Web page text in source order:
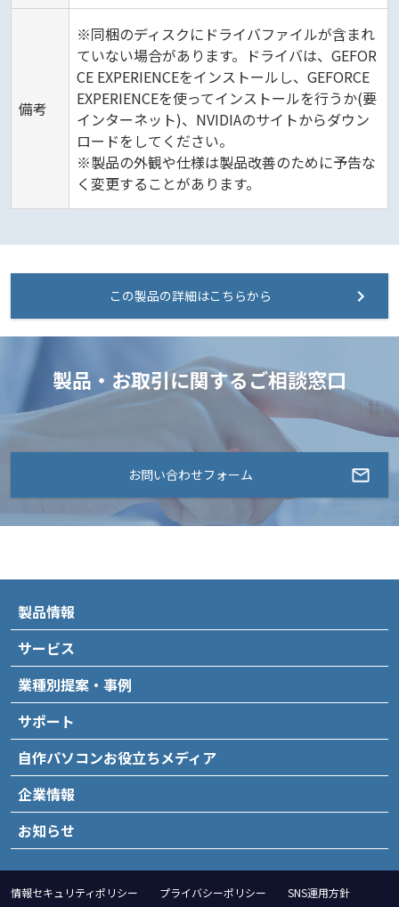
備考
※同梱のディスクにドライバファイルが含まれ
ていない場合があります。ドライバは、GEFOR
CE EXPERIENCEをインストールし、GEFORCE
EXPERIENCEを使ってインストールを行うか(要
インターネット)、NVIDIAのサイトからダウン
ロードをしてください。
※製品の外観や仕様は製品改善のために予告な
く変更することがあります。
この製品の詳細はこちらから
製品・お取引に関するご相談窓口
お問い合わせフォーム
製品情報
サービス
業種別提案・事例
サポート
自作パソコンお役立ちメディア
企業情報
お知らせ
情報セキュリティポリシー プライバシーポリシー SNS運用方針